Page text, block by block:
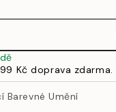
Kč doprava zdarma.
Barevné Umění